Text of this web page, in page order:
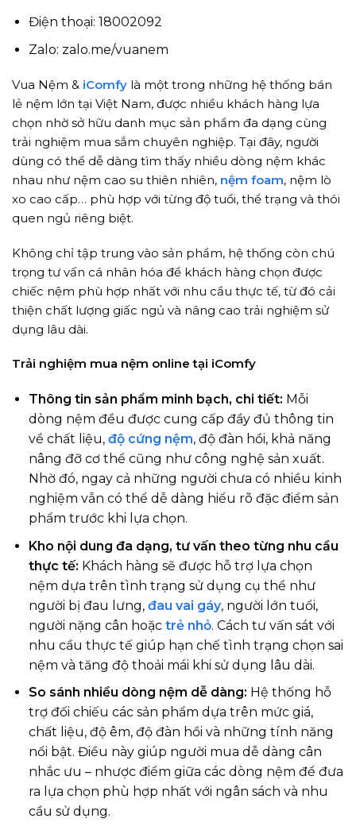
Điện thoại: 18002092
Zalo: zalo.me/vuanem
Vua Nệm & iComfy là một trong những hệ thống bán
lẻ nệm lớn tại Việt Nam, được nhiều khách hàng lựa
chọn nhờ sở hữu danh mục sản phẩm đa dạng cùng
trải nghiệm mua sắm chuyên nghiệp. Tại đây, người
dùng có thể dễ dàng tìm thấy nhiều dòng nệm khác
nhau như nệm cao su thiên nhiên, nệm foam, nệm lò
xo cao cấp… phù hợp với từng độ tuổi, thể trạng và thói
quen ngủ riêng biệt.
Không chỉ tập trung vào sản phẩm, hệ thống còn chú
trọng tư vấn cá nhân hóa để khách hàng chọn được
chiếc nệm phù hợp nhất với nhu cầu thực tế, từ đó cải
thiện chất lượng giấc ngủ và nâng cao trải nghiệm sử
dụng lâu dài.
Trải nghiệm mua nệm online tại iComfy
Thông tin sản phẩm minh bạch, chi tiết: Mỗi
dòng nệm đều được cung cấp đầy đủ thông tin
về chất liệu, độ cứng nệm, độ đàn hồi, khả năng
nâng đỡ cơ thể cũng như công nghệ sản xuất.
Nhờ đó, ngay cả những người chưa có nhiều kinh
nghiệm vẫn có thể dễ dàng hiểu rõ đặc điểm sản
phẩm trước khi lựa chọn.
Kho nội dung đa dạng, tư vấn theo từng nhu cầu
thực tế: Khách hàng sẽ được hỗ trợ lựa chọn
nệm dựa trên tình trạng sử dụng cụ thể như
người bị đau lưng, đau vai gáy, người lớn tuổi,
người nặng cân hoặc trẻ nhỏ. Cách tư vấn sát với
nhu cầu thực tế giúp hạn chế tình trạng chọn sai
nệm và tăng độ thoải mái khi sử dụng lâu dài.
So sánh nhiều dòng nệm dễ dàng: Hệ thống hỗ
trợ đối chiếu các sản phẩm dựa trên mức giá,
chất liệu, độ êm, độ đàn hồi và những tính năng
nổi bật. Điều này giúp người mua dễ dàng cân
nhắc ưu – nhược điểm giữa các dòng nệm để đưa
ra lựa chọn phù hợp nhất với ngân sách và nhu
cầu sử dụng.